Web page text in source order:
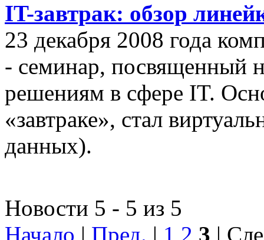
IT-завтрак: обзор
23 декабря 2008 года
- семинар, посвященный
решениям в сфере IT.
«завтраке», стал
данных).
Новости 5 - 5 из 5
Начало | Пред. | 1 2 3 |